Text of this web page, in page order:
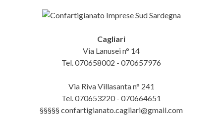
Cagliari
Via Lanusei n° 14
Tel. 070658002 - 070657976
Via Riva Villasanta n° 241
Tel. 070653220 - 070664651
§§§§§ confartigianato.cagliari@gmail.com